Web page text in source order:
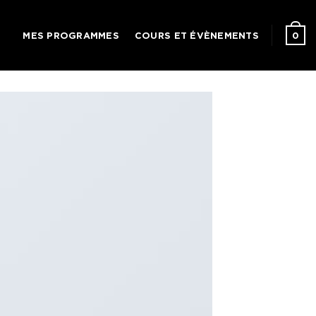
MES PROGRAMMES COURS ET ÉVÈNEMENTS 0